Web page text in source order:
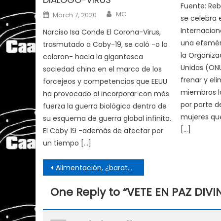
Posted
on
March 7, 2020 Author
MC
Narciso Isa Conde El Corona-Virus,
trasmutado a Coby-19, se coló -o lo
colaron- hacia la gigantesca
sociedad china en el marco de los
forcejeos y competencias que EEUU
ha provocado al incorporar con más
fuerza la guerra biológica dentro de
su esquema de guerra global infinita.
El Coby 19 -además de afectar por
un tiempo […]
Fuente:
se celebra
una
la
Unidas
frenar y
miembros
por parte
mujeres
[…]
Post
navigation
Alimentación, ¿barata o adecuada y accesible para todos?
One Reply to “VETE EN PAZ